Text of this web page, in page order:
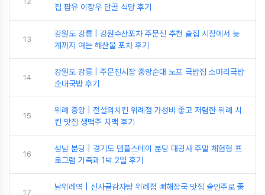
집 팜유 이장우 단골 식당 후기
13
강원도 강릉 | 강원수산포차 주문진 추천 술집 시장에서 늦
게까지 여는 해산물 포차 후기
14
강원도 강릉 | 주문진시장 중앙순대 노포 국밥집 소머리국밥
순대국밥 후기
15
위례 중앙 | 전설의치킨 위례점 가성비 좋고 저렴한 위례 치
킨 맛집 생맥주 치맥 후기
16
성남 분당 | 경기도 템플스테이 분당 대광사 주말 체험형 프
로그램 가족과 1박 2일 후기
17
남위례역 | 신사골감자탕 위례점 뼈해장국 맛집 술안주로 좋